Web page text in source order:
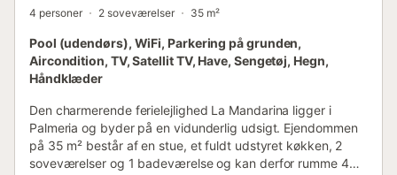
4 personer 2 soveværelser 35 m²
Pool (udendørs), WiFi, Parkering på grunden,
Aircondition, TV, Satellit TV, Have, Sengetøj, Hegn,
Håndklæder
Den charmerende ferielejlighed La Mandarina ligger i
Palmeria og byder på en vidunderlig udsigt. Ejendommen
på 35 m² består af en stue, et fuldt udstyret køkken, 2
soveværelser og 1 badeværelse og kan derfor rumme 4